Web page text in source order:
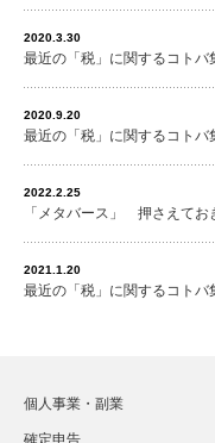
2020.3.30
最近の「税」に関するコトバ
2020.9.20
最近の「税」に関するコトバ
2022.2.25
「メタバース」 押さえてお
2021.1.20
最近の「税」に関するコトバ
個人事業・副業
確定申告